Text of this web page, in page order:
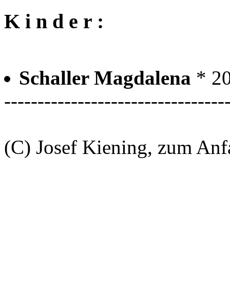
K i n d e r :
Schaller Magdalena *
(C) Josef Kiening, zum